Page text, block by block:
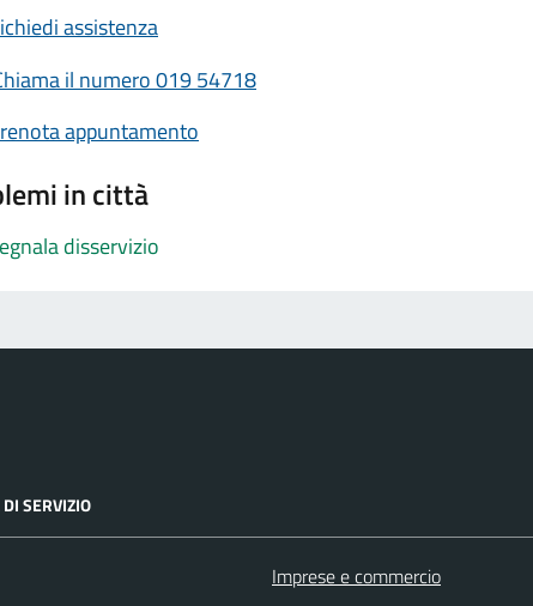
assistenza
il numero 019 54718
appuntamento
in città
disservizio
SERVIZIO
Imprese e commercio